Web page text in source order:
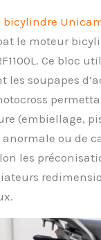
le moteur
Ce bloc
soupapes
(embiellage,
ou de
les